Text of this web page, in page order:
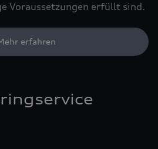
Voraussetzungen erfüllt sind.
erfahren